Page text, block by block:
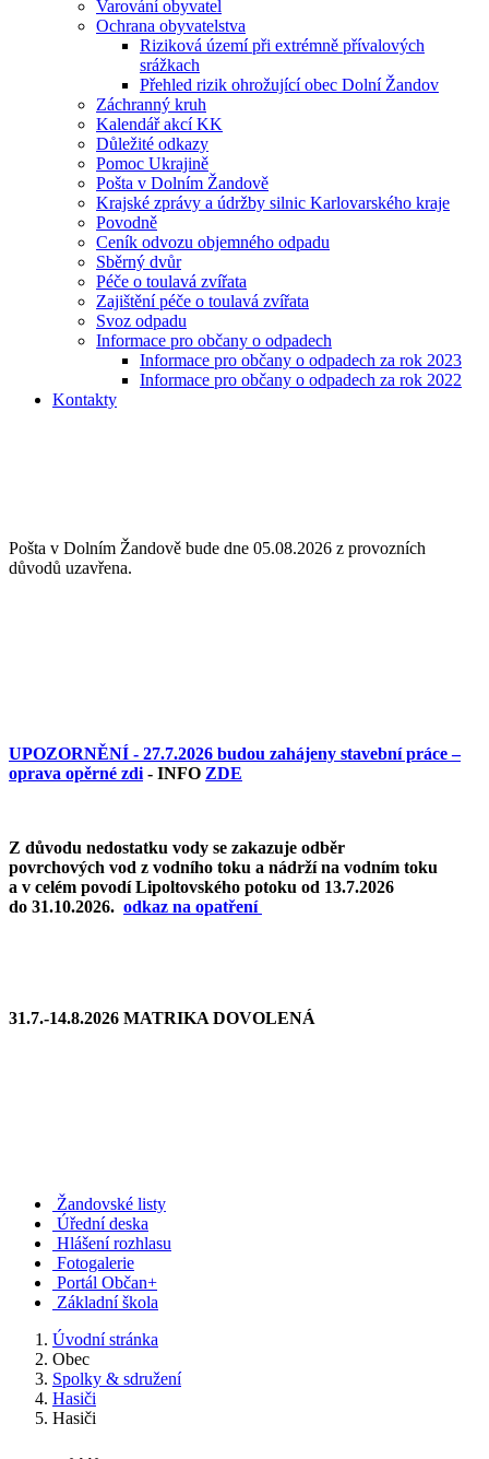
Varování obyvatel
Ochrana obyvatelstva
Riziková území při extrémně přívalových
srážkach
Přehled rizik ohrožující obec Dolní Žandov
Záchranný kruh
Kalendář akcí KK
Důležité odkazy
Pomoc Ukrajině
Pošta v Dolním Žandově
Krajské zprávy a údržby silnic Karlovarského kraje
Povodně
Ceník odvozu objemného odpadu
Sběrný dvůr
Péče o toulavá zvířata
Zajištění péče o toulavá zvířata
Svoz odpadu
Informace pro občany o odpadech
Informace pro občany o odpadech za rok 2023
Informace pro občany o odpadech za rok 2022
Kontakty
Pošta v Dolním Žandově bude dne 05.08.2026 z provozních
důvodů uzavřena.
UPOZORNĚNÍ - 27.7.2026 budou zahájeny stavební práce –
oprava opěrné zdi - INFO ZDE
Z důvodu nedostatku vody se zakazuje odběr
povrchových vod z vodního toku a nádrží na vodním toku
a v celém povodí Lipoltovského potoku od 13.7.2026
do 31.10.2026. odkaz na opatření
31.7.-14.8.2026 MATRIKA DOVOLENÁ
Žandovské listy
Úřední deska
Hlášení rozhlasu
Fotogalerie
Portál Občan+
Základní škola
Úvodní stránka
Obec
Spolky & sdružení
Hasiči
Hasiči